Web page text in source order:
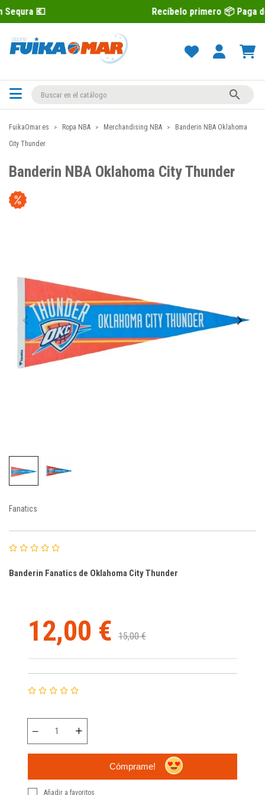
Recíbelo primero 📦 Paga después con

FuikaOmar.es Ropa NBA Merchandising NBA
Banderin NBA Oklahoma
City Thunder
Banderin NBA Oklahoma City Thunder
Fanatics
Banderin Fanatics de Oklahoma City Thunder
12,00 € 15,00 €
Cómprame!
Añadir a favoritos